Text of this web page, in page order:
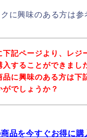
に興味のある方は参
下記ページより、レジ
入することができまし
品に興味のある方は下
がでしょうか？
品を今すぐお得に購